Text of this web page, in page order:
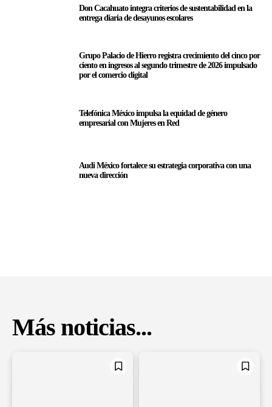
Don Cacahuato integra criterios de sustentabilidad en la
entrega diaria de desayunos escolares
Grupo Palacio de Hierro registra crecimiento del cinco por
ciento en ingresos al segundo trimestre de 2026 impulsado
por el comercio digital
Telefónica México impulsa la equidad de género
empresarial con Mujeres en Red
Audi México fortalece su estrategia corporativa con una
nueva dirección
Más noticias...